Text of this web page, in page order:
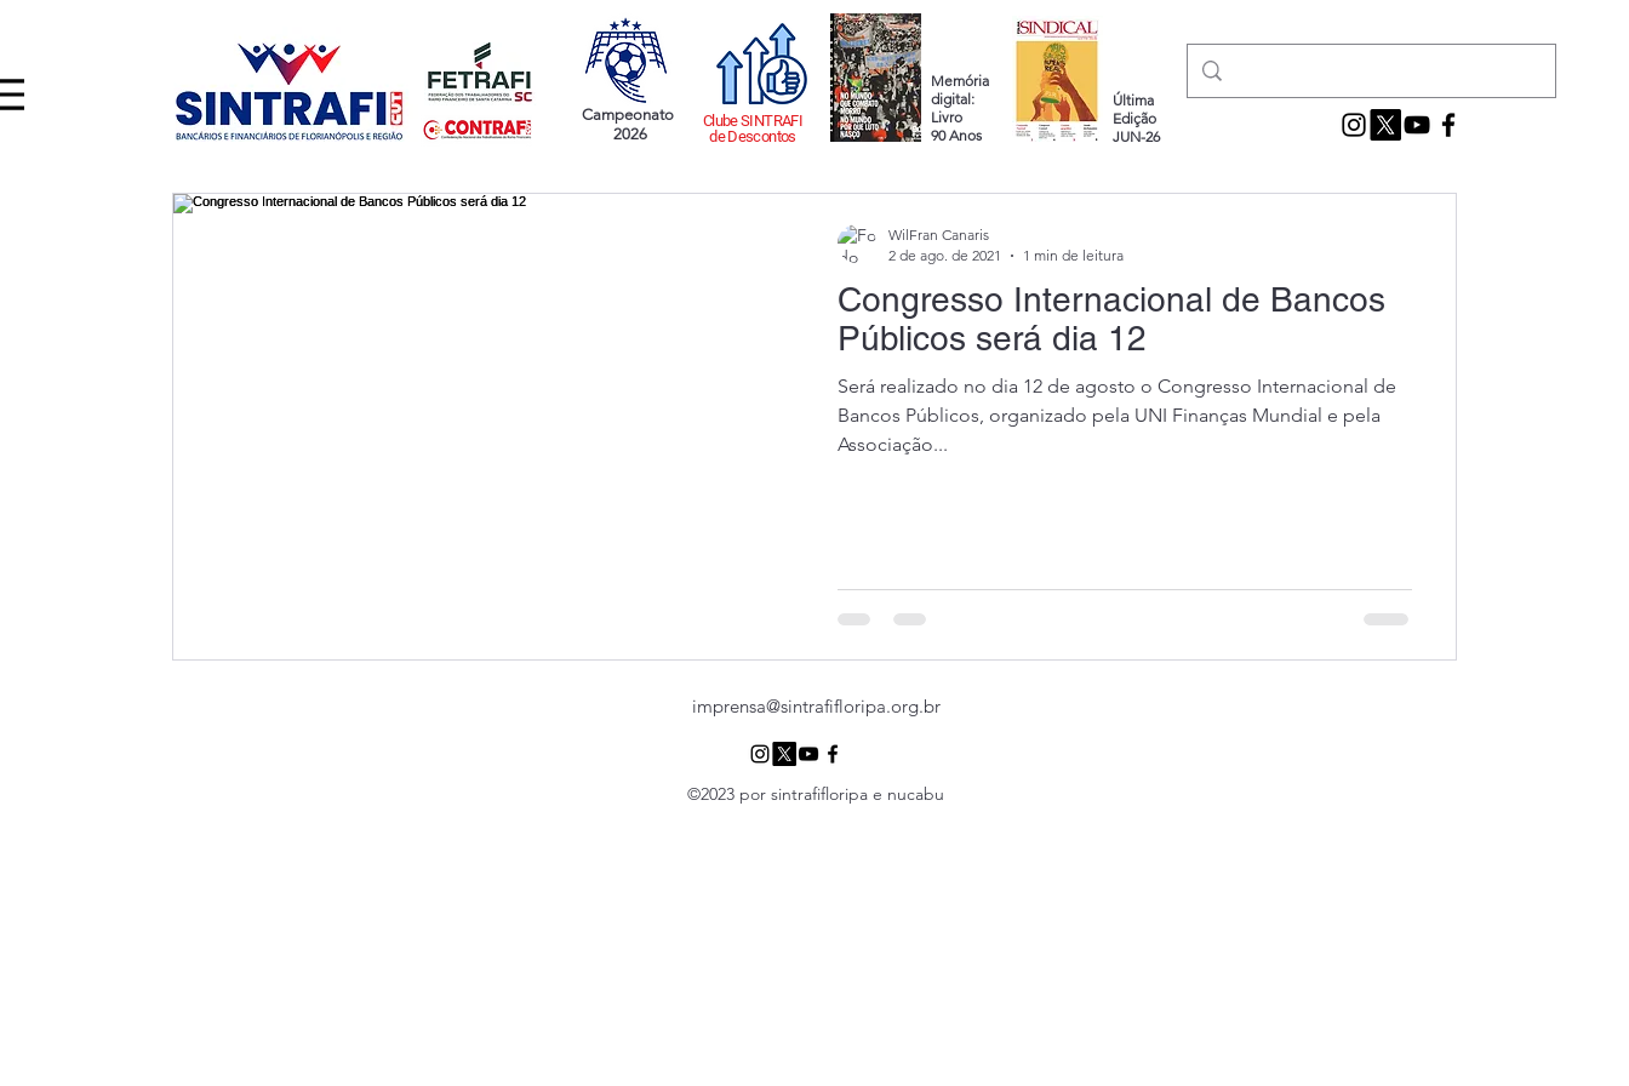
Campeonato
2026
Clube SINTRAFI
de Descontos
Memória
digital:
Livro
90 Anos
Última
Edição
JUN-26
Congresso Internacional de Bancos
Públicos será dia 12
Será realizado no dia 12 de agosto o Congresso Internacional de
Bancos Públicos, organizado pela UNI Finanças Mundial e pela
Associação...
WilFran Canaris
2 de ago. de 2021
1 min de leitura
imprensa@sintrafifloripa.org.br
©2023 por sintrafifloripa e nucabu